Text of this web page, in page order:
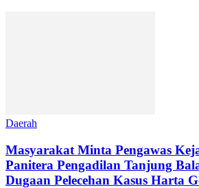
Daerah
Masyarakat Minta Pengawas
Panitera Pengadilan Tanjung
Dugaan Pelecehan Kasus Harta